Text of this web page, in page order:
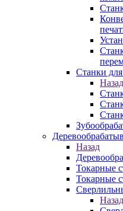
Станки
Назад
Назад
Токарные
Токарные
Назад